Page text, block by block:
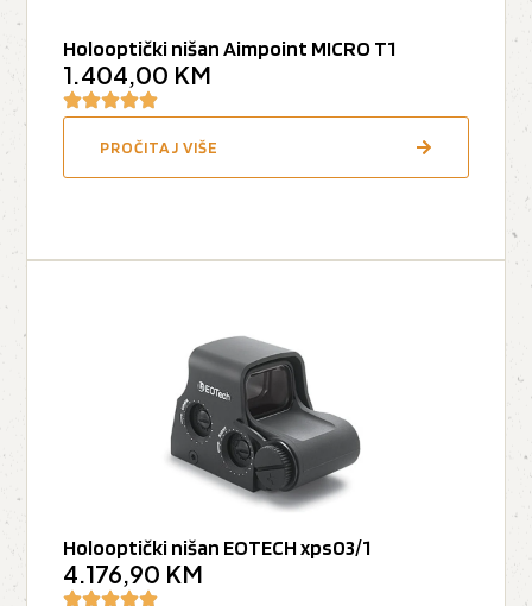
Holooptički nišan Aimpoint MICRO T1
1.404,00 KM
PROČITAJ VIŠE
Holooptički nišan EOTECH xps03/1
4.176,90 KM